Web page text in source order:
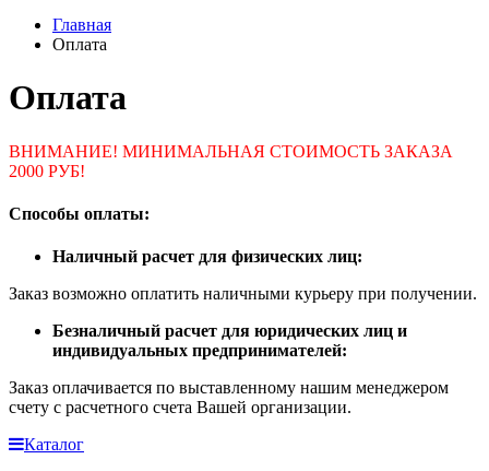
Главная
Оплата
Оплата
ВНИМАНИЕ! МИНИМАЛЬНАЯ СТОИМОСТЬ ЗАКАЗА
2000 РУБ!
Способы оплаты:
Наличный расчет для физических лиц:
Заказ возможно оплатить наличными курьеру при получении.
Безналичный расчет для юридических лиц и
индивидуальных предпринимателей:
Заказ оплачивается по выставленному нашим менеджером
счету с расчетного счета Вашей организации.
Каталог